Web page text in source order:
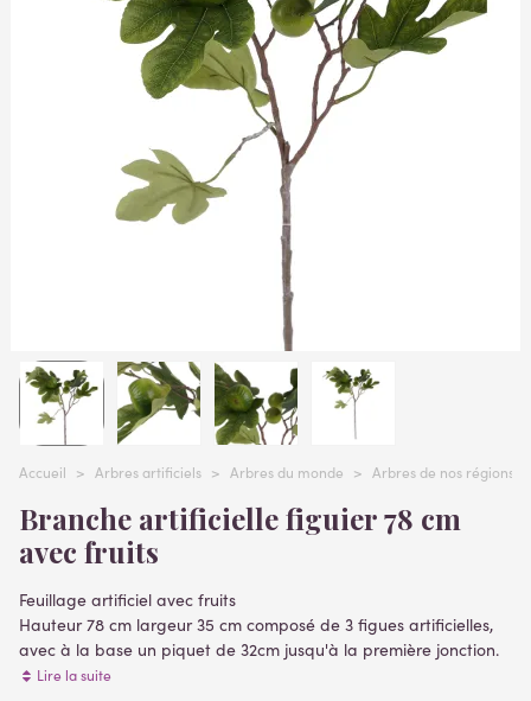
Accueil > Arbres artificiels > Arbres du monde > Arbres de nos régions
Branche artificielle figuier 78 cm
avec fruits
Feuillage artificiel avec fruits
Hauteur 78 cm largeur 35 cm composé de 3 figues artificielles,
avec à la base un piquet de 32cm jusqu'à la première jonction.
Feuilles matière tergal / Figues polystyrène enduit
Lire la suite